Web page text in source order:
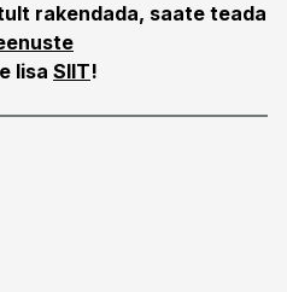
rakendada, saate teada
lisa SIIT!